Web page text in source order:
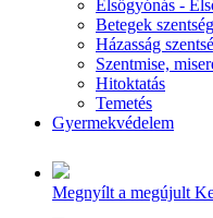
Elsőgyónás -
Betegek
Házasság
Szentmise,
Hitoktatás
Temetés
Gyermekvédelem
Megnyílt a megújult